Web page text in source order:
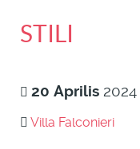
STILI
20 Aprilis 2024
Villa Falconieri